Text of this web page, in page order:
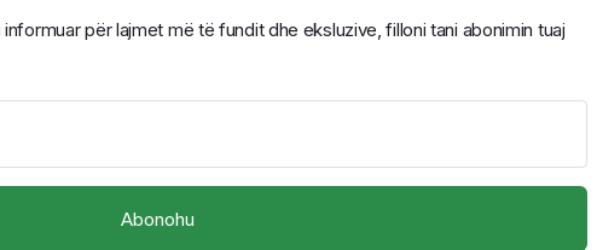
për lajmet më të fundit dhe eksluzive, filloni tani abonimin tuaj